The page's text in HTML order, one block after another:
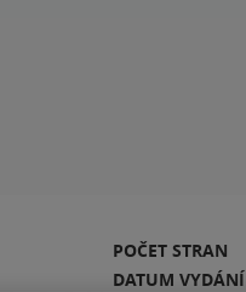
POČET STRAN
DATUM VYDÁNÍ